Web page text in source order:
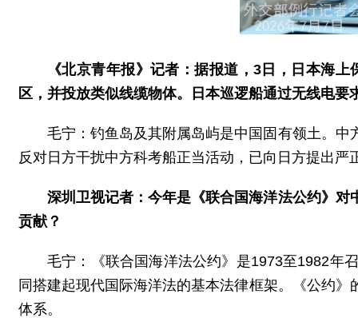
《北京青年报》记者：据报道，3日，日本海
区，并投放类似线缆物体。日本巡逻船通过无线电
毛宁：钓鱼岛及其附属岛屿是中国固有领土。
反对日方干扰中方科考船正当活动，已向日方提出严
深圳卫视记者：今年是《联合国海洋法公约》
贡献？
毛宁：《联合国海洋法公约》是1973至1982年
同搭建起现代国际海洋法的基本法律框架。《公约
体系。